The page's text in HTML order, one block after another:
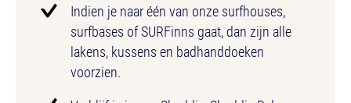
Indien je naar één van onze surfhouses,
surfbases of SURFinns gaat, dan zijn alle
lakens, kussens en badhanddoeken
voorzien.